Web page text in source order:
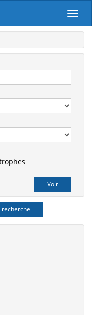
recherche